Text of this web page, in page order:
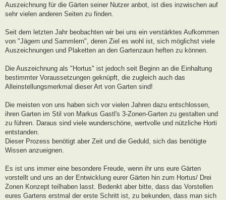
Auszeichnung für die Gärten seiner Nutzer anbot, ist dies inzwischen auf
sehr vielen anderen Seiten zu finden.
Seit dem letzten Jahr beobachten wir bei uns ein verstärktes Aufkommen
von "Jägern und Sammlern", deren Ziel es wohl ist, sich möglichst viele
Auszeichnungen und Plaketten an den Gartenzaun heften zu können.
Die Auszeichnung als "Hortus" ist jedoch seit Beginn an die Einhaltung
bestimmter Voraussetzungen geknüpft, die zugleich auch das
Alleinstellungsmerkmal dieser Art von Garten sind!
Die meisten von uns haben sich vor vielen Jahren dazu entschlossen,
ihren Garten im Stil von Markus Gastl's 3-Zonen-Garten zu gestalten und
zu führen. Daraus sind viele wunderschöne, wertvolle und nützliche Horti
entstanden.
Dieser Prozess benötigt aber Zeit und die Geduld, sich das benötigte
Wissen anzueignen.
Es ist uns immer eine besondere Freude, wenn ihr uns eure Gärten
vorstellt und uns an der Entwicklung eurer Gärten hin zum Hortus/ Drei
Zonen Konzept teilhaben lasst. Bedenkt aber bitte, dass das Vorstellen
eures Gartens erstmal der erste Schritt ist, zu bekunden, dass man sich